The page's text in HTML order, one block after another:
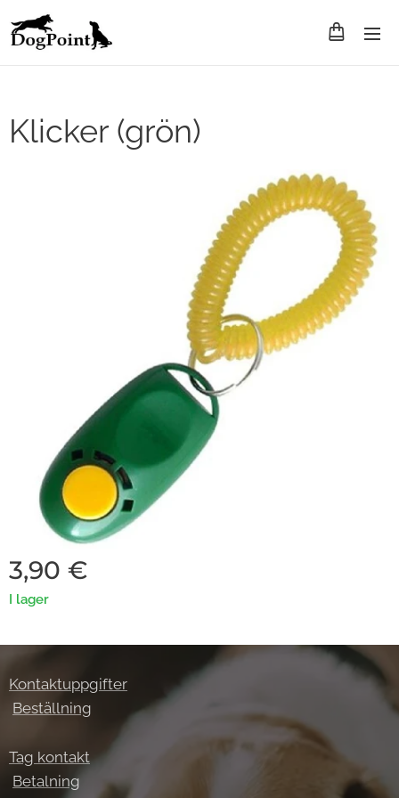
Klicker (grön)
3,90 €
I lager
Kontaktuppgifter
Beställning
Tag kontakt
Betalning